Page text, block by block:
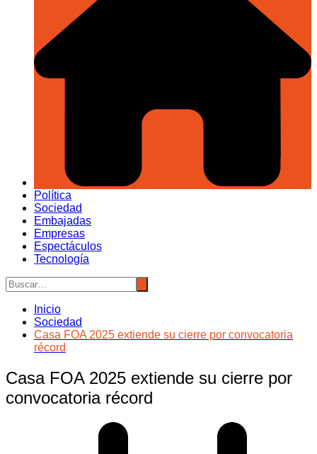
Política
Sociedad
Embajadas
Empresas
Espectáculos
Tecnología
Inicio
Sociedad
Casa FOA 2025 extiende su cierre por convocatoria
récord
Casa FOA 2025 extiende su cierre por
convocatoria récord